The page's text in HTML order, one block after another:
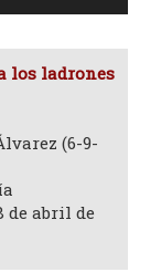
los ladrones
(6-9-
de abril de